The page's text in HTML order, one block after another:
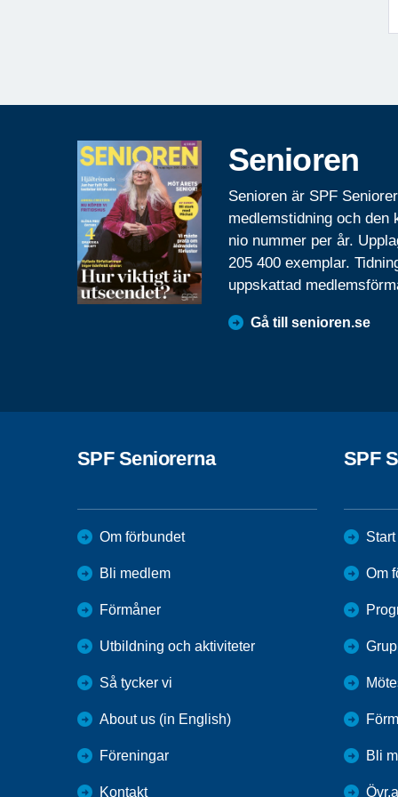
Senioren
Senioren är SPF
medlemstidning och den
nio nummer per år.
205 400 exemplar.
uppskattad
Gå till senioren.se
SPF Seniorerna
Om förbundet
Bli medlem
Förmåner
Utbildning och aktiviteter
Så tycker vi
About us (in English)
Föreningar
Kontakt
SPF
Start
Om
Bli